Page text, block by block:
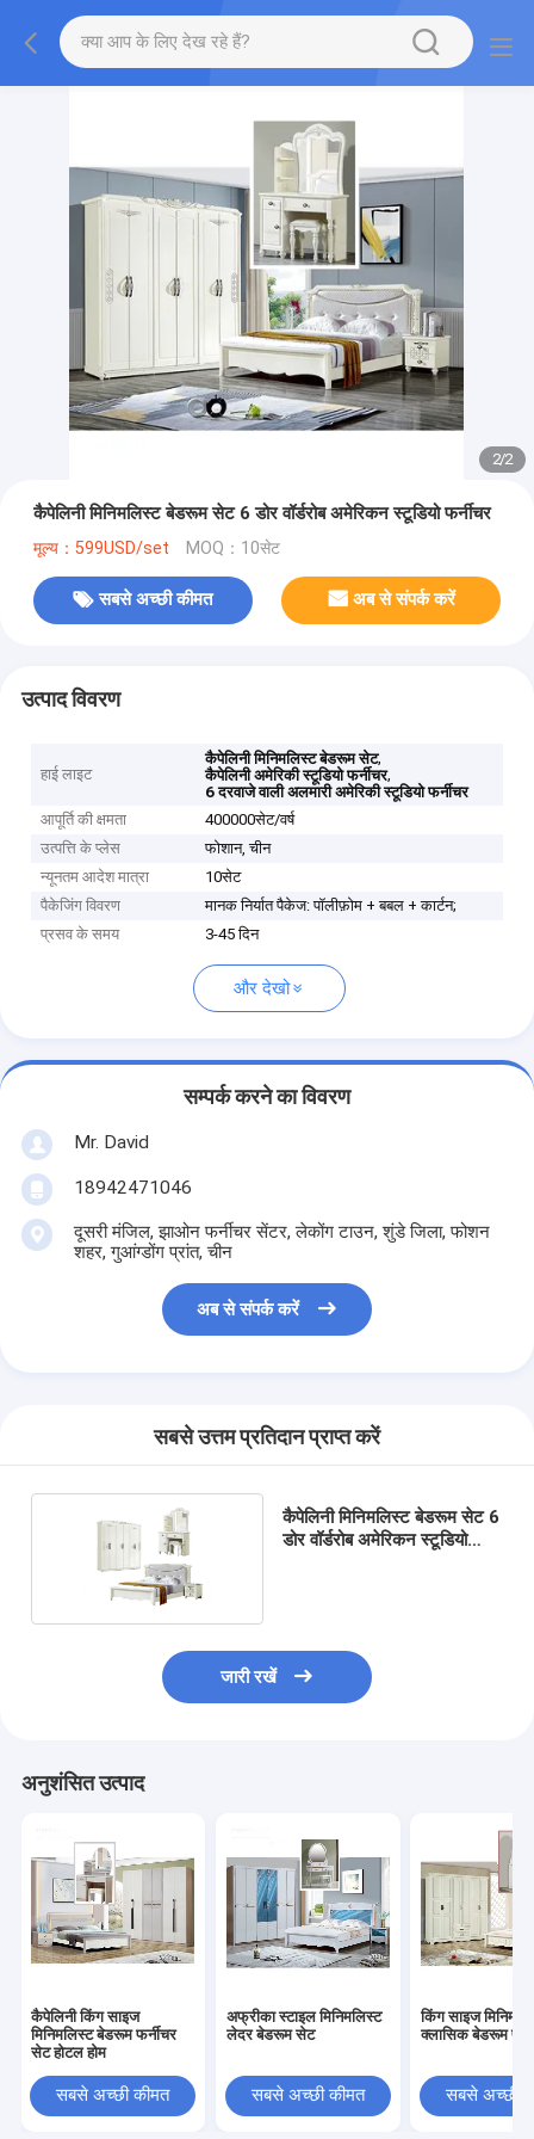
2/2
कैपेलिनी मिनिमलिस्ट बेडरूम सेट 6 डोर वॉर्डरोब अमेरिकन स्टूडियो फर्नीचर
मूल्य：599USD/set MOQ：10सेट
सबसे अच्छी कीमत अब से संपर्क करें
उत्पाद विवरण
हाई लाइट
कैपेलिनी मिनिमलिस्ट बेडरूम सेट,
कैपेलिनी अमेरिकी स्टूडियो फर्नीचर,
6 दरवाजे वाली अलमारी अमेरिकी स्टूडियो फर्नीचर
आपूर्ति की क्षमता
400000सेट/वर्ष
उत्पत्ति के प्लेस
फोशान, चीन
न्यूनतम आदेश मात्रा
10सेट
पैकेजिंग विवरण
मानक निर्यात पैकेज: पॉलीफ़ोम + बबल + कार्टन;
प्रसव के समय
3-45 दिन
और देखो
सम्पर्क करने का विवरण
Mr. David
18942471046
दूसरी मंजिल, झाओन फर्नीचर सेंटर, लेकोंग टाउन, शुंडे जिला, फोशन
शहर, गुआंग्डोंग प्रांत, चीन
अब से संपर्क करें
सबसे उत्तम प्रतिदान प्राप्त करें
कैपेलिनी मिनिमलिस्ट बेडरूम सेट 6
डोर वॉर्डरोब अमेरिकन स्टूडियो
जारी रखें
अनुशंसित उत्पाद
कैपेलिनी किंग साइज
मिनिमलिस्ट बेडरूम फर्नीचर
सेट होटल होम
सबसे अच्छी कीमत
अफ्रीका स्टाइल मिनिमलिस्ट
लेदर बेडरूम सेट
सबसे अच्छी कीमत
किंग साइज
क्लासिक बेडरूम
सबसे अच्छी